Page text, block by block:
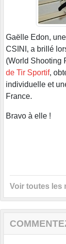
Gaëlle Edon,
CSINI, a brillé
(World Shooting
de Tir Sportif,
individuelle et
France.
Bravo à elle !
Voir toutes les